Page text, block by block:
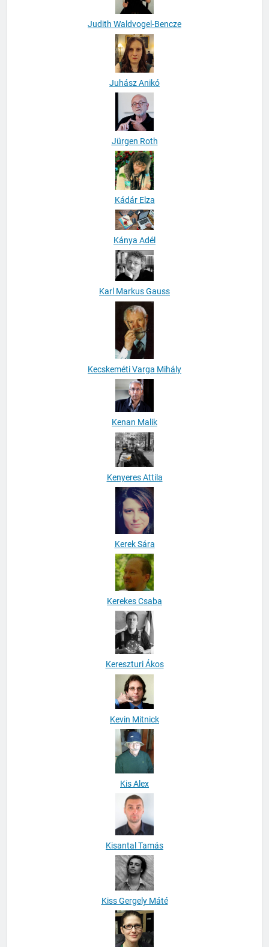
Judith Waldvogel-Bencze
Juhász Anikó
Jürgen Roth
Kádár Elza
Kánya Adél
Karl Markus Gauss
Kecskeméti Varga Mihály
Kenan Malik
Kenyeres Attila
Kerek Sára
Kerekes Csaba
Kereszturi Ákos
Kevin Mitnick
Kis Alex
Kisantal Tamás
Kiss Gergely Máté